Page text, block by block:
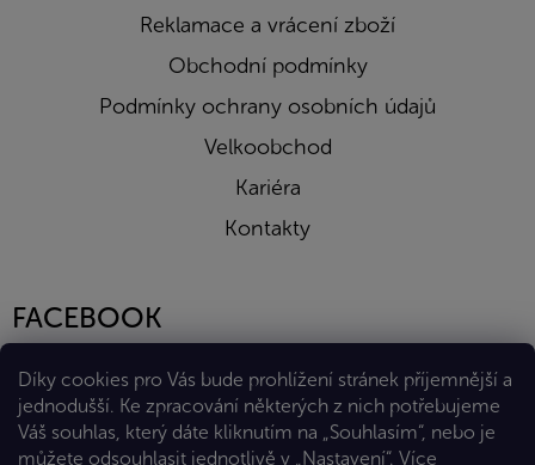
Díky cookies pro Vás bude prohlížení stránek příjemnější a
jednodušší. Ke zpracování některých z nich potřebujeme
Váš souhlas, který dáte kliknutím na „Souhlasím“, nebo je
můžete odsouhlasit jednotlivě v „Nastavení“. Více
Reklamace a vrácení zboží
Obchodní podmínky
Podmínky ochrany osobních údajů
Velkoobchod
Kariéra
Kontakty
FACEBOOK